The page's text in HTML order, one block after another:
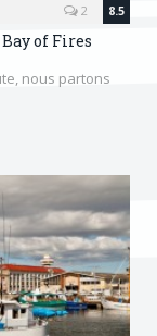
8.5
2
of Fires
nous partons